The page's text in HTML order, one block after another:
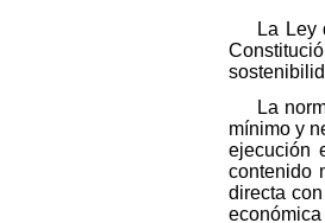
La Ley
La
mínimo y
ejecución
contenido
directa